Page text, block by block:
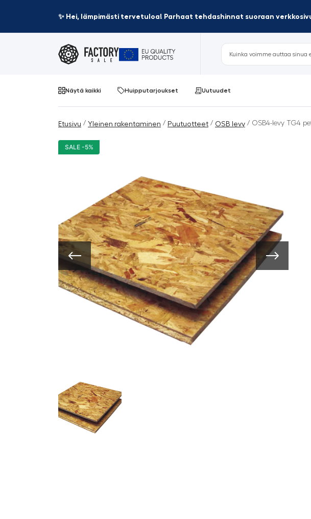
✨ Hei, lämpimästi tervetuloa! Parhaat tehdashinnat suoraan
Näytä kaikki Huipputarjoukset Uutuudet
Etusivu / Yleinen rakentaminen / Puutuotteet / OSB levy / OSB4-levy TG4
SALE -5%